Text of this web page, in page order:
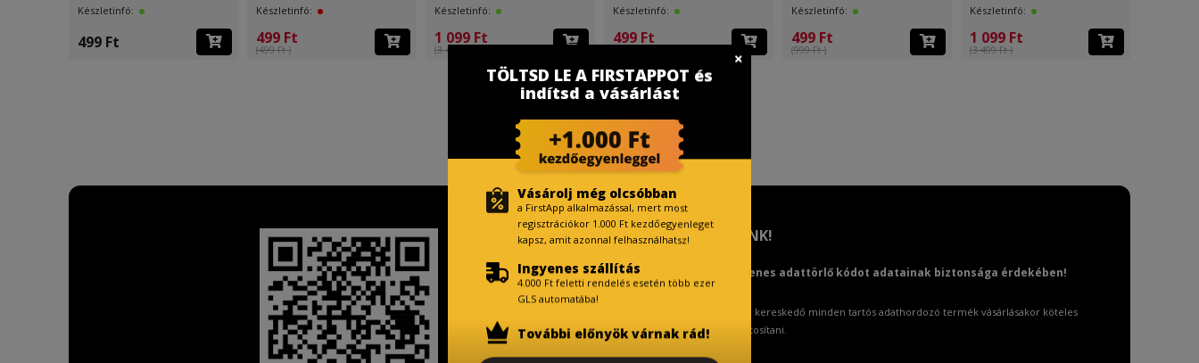
Készletinfó:
499 Ft
Készletinfó:
499 Ft
(499 Ft )
Készletinfó:
1 099 Ft
(3 499 Ft )
Készletinfó:
499 Ft
Készletinfó:
499 Ft
(999 Ft )
Készletinfó:
1 099 Ft
(3 499 Ft )
TISZTELT VÁSÁRLÓNK!
Fizetésnél kérje az ingyenes adattörlő kódot adatainak biztonsága érdekében!
A Kormány döntése alapján a kereskedő minden tartós adathordozó termék vásárlásakor köteles
ingyenes adattörlő kódot biztosítani.
TÖLTSD LE A FIRSTAPPOT és
indítsd a vásárlást
Vásárolj még olcsóbban
a FirstApp alkalmazással, mert most
regisztrációkor 1.000 Ft kezdőegyenleget
kapsz, amit azonnal felhasználhatsz!
Ingyenes szállítás
4.000 Ft feletti rendelés esetén több ezer
GLS automatába!
További előnyök várnak rád!